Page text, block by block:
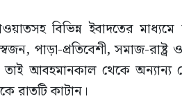
বিভিন্ন ইবাদতের মাধ্যমে
পাড়া-প্রতিবেশী, সমাজ-
তাই আবহমানকাল থেকে অন্যান্য
রাতটি কাটান।